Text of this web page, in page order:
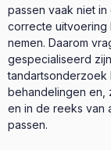
passen vaak niet
correcte uitvoering
nemen. Daarom
gespecialiseerd
tandartsonderzoek
behandelingen en,
en in de reeks van
passen.